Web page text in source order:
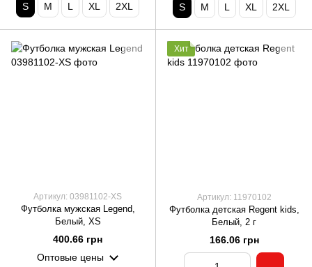
S M L XL 2XL S M L XL 2XL
Артикул: 03981102-XS
Футболка мужская Legend,
Белый, XS
400.66 грн
Оптовые цены
Хит
Артикул: 11970102
Футболка детская Regent kids,
Белый, 2 г
166.06 грн